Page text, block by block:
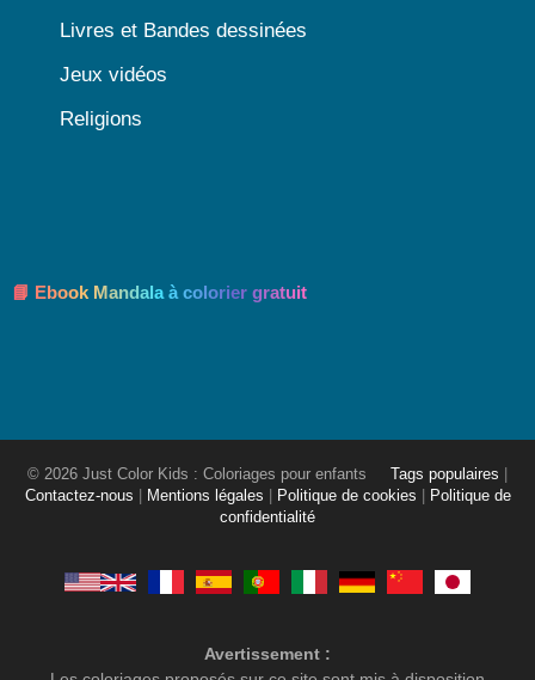
Livres et Bandes dessinées
Jeux vidéos
Religions
📘 Ebook Mandala à colorier gratuit
© 2026 Just Color Kids : Coloriages pour enfants Tags populaires
Contactez-nous
Mentions légales Politique de cookies
Politique de
confidentialité
Avertissement :